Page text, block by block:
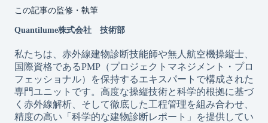
この記事の監修・執筆
Quantilume株式会社 技術部
私たちは、赤外線建物診断技能師や無人航空機操縦士、
国際資格であるPMP（プロジェクトマネジメント・プロ
フェッショナル）を保持するエキスパートで構成された
専門ユニットです。高度な操縦技術と科学的根拠に基づ
く赤外線解析、そして徹底した工程管理を組み合わせ、
精度の高い「科学的な建物診断レポート」を提供してい